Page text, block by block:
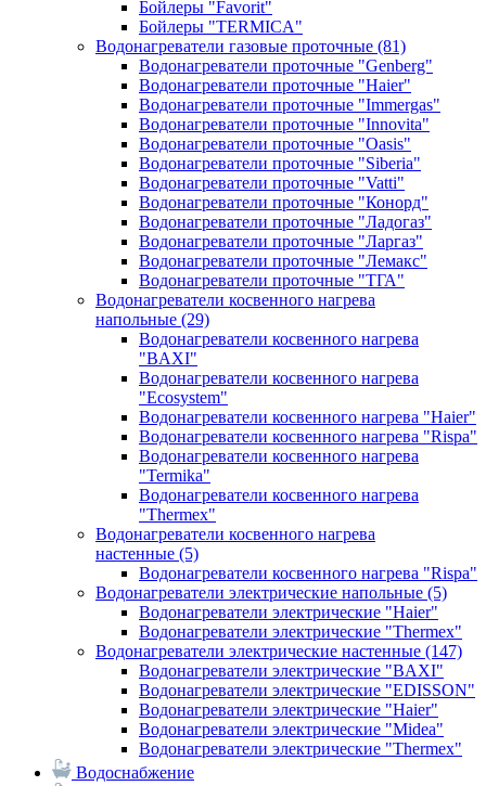
Бойлеры "Favorit"
Бойлеры "TERMICA"
Водонагреватели газовые проточные (81)
Водонагреватели проточные "Genberg"
Водонагреватели проточные "Haier"
Водонагреватели проточные "Immergas"
Водонагреватели проточные "Innovita"
Водонагреватели проточные "Oasis"
Водонагреватели проточные "Siberia"
Водонагреватели проточные "Vatti"
Водонагреватели проточные "Конорд"
Водонагреватели проточные "Ладогаз"
Водонагреватели проточные "Ларгаз"
Водонагреватели проточные "Лемакс"
Водонагреватели проточные "ТГА"
Водонагреватели косвенного нагрева
напольные (29)
Водонагреватели косвенного нагрева
"BAXI"
Водонагреватели косвенного нагрева
"Ecosystem"
Водонагреватели косвенного нагрева "Haier"
Водонагреватели косвенного нагрева "Rispa"
Водонагреватели косвенного нагрева
"Termika"
Водонагреватели косвенного нагрева
"Thermex"
Водонагреватели косвенного нагрева
настенные (5)
Водонагреватели косвенного нагрева "Rispa"
Водонагреватели электрические напольные (5)
Водонагреватели электрические "Haier"
Водонагреватели электрические "Thermex"
Водонагреватели электрические настенные (147)
Водонагреватели электрические "BAXI"
Водонагреватели электрические "EDISSON"
Водонагреватели электрические "Haier"
Водонагреватели электрические "Midea"
Водонагреватели электрические "Thermex"
Водоснабжение